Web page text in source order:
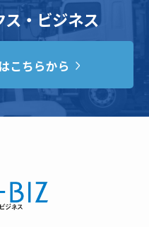
ス・ビジネス
こちらから